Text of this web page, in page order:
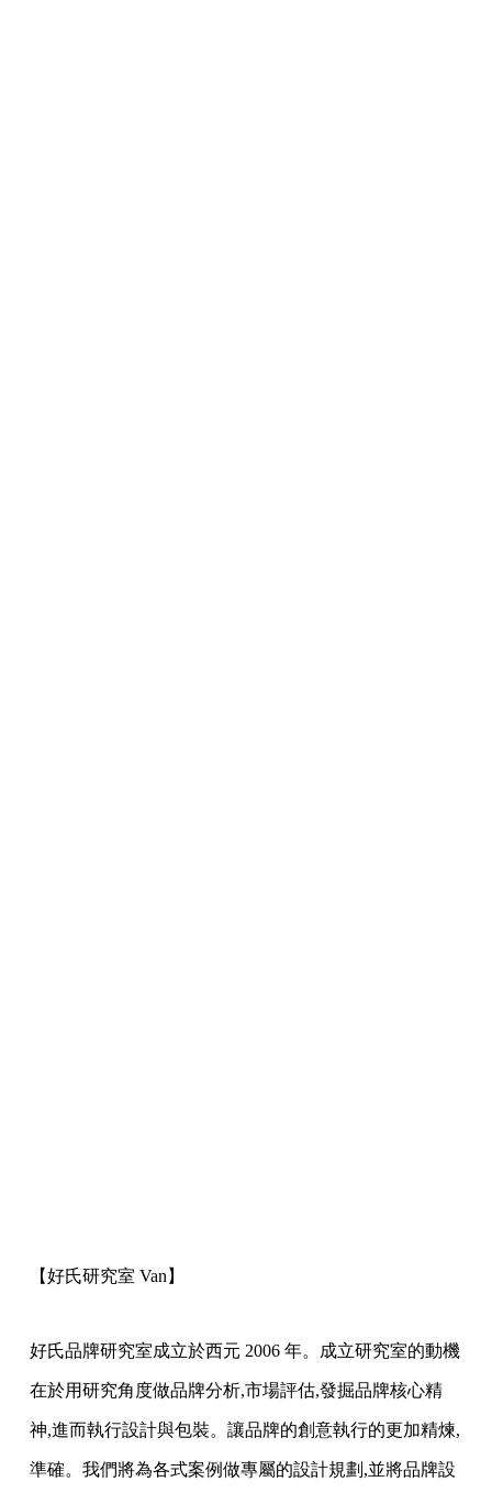
【好氏研究室 Van】
好氏品牌研究室成立於西元 2006 年。成立研究室的動機
在於用研究角度做品牌分析,市場評估,發掘品牌核心精
神,進而執行設計與包裝。讓品牌的創意執行的更加精煉,
準確。我們將為各式案例做專屬的設計規劃,並將品牌設